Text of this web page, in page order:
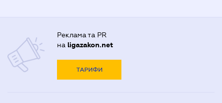
Реклама та PR
на ligazakon.net
ТАРИФИ